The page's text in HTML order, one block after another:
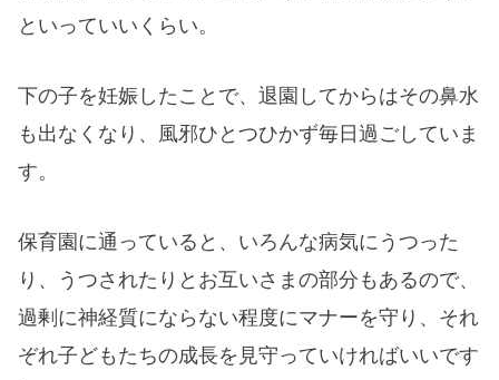
といっていいくらい。
下の子を妊娠したことで、退園してからはその鼻水
も出なくなり、風邪ひとつひかず毎日過ごしていま
す。
保育園に通っていると、いろんな病気にうつった
り、うつされたりとお互いさまの部分もあるので、
過剰に神経質にならない程度にマナーを守り、それ
ぞれ子どもたちの成長を見守っていければいいです